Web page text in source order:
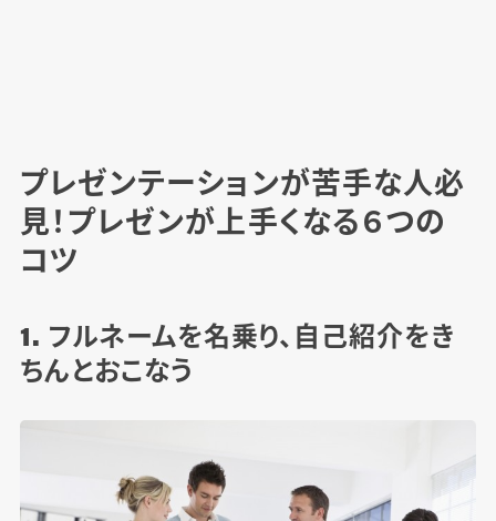
プレゼンテーションが苦手な人必
見！プレゼンが上手くなる６つの
コツ
1. フルネームを名乗り、自己紹介をき
ちんとおこなう